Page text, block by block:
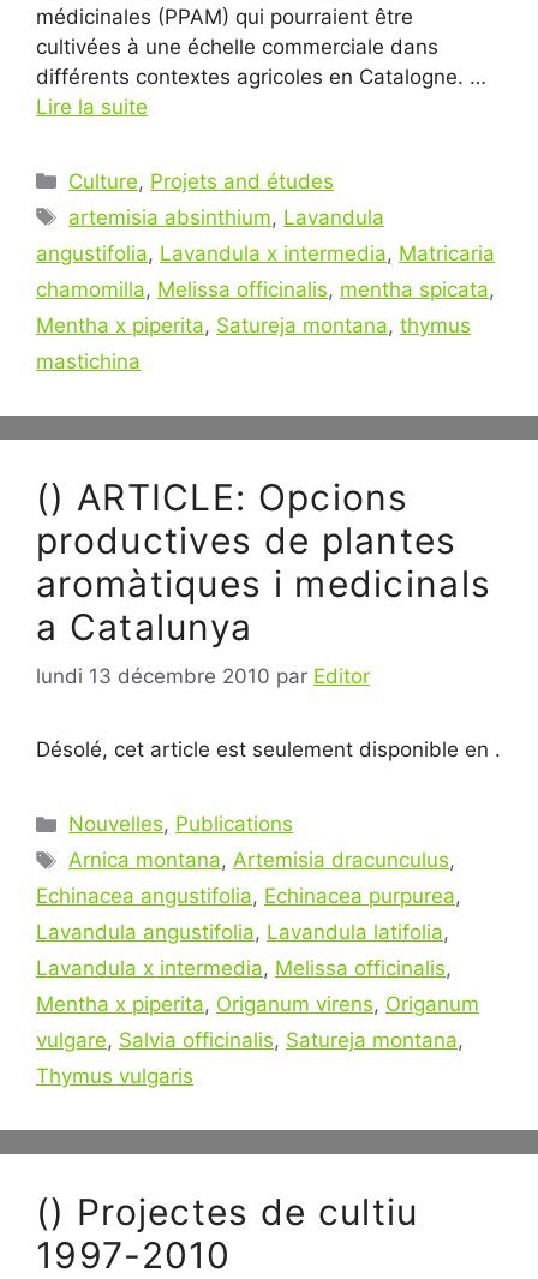
médicinales (PPAM) qui pourraient être
cultivées à une échelle commerciale dans
différents contextes agricoles en Catalogne. …
Lire la suite
Catégories
Culture, Projets and études
Étiquettes
artemisia absinthium, Lavandula
angustifolia, Lavandula x intermedia, Matricaria
chamomilla, Melissa officinalis, mentha spicata,
Mentha x piperita, Satureja montana, thymus
mastichina
() ARTICLE: Opcions
productives de plantes
aromàtiques i medicinals
a Catalunya
lundi 13 décembre 2010 par Editor
Désolé, cet article est seulement disponible en .
Catégories
Nouvelles, Publications
Étiquettes
Arnica montana,Artemisia dracunculus,
Echinacea angustifolia, Echinacea purpurea,
Lavandula angustifolia, Lavandula latifolia,
Lavandula x intermedia, Melissa officinalis,
Mentha x piperita, Origanum virens, Origanum
vulgare, Salvia officinalis, Satureja montana,
Thymus vulgaris
() Projectes de cultiu
1997-2010